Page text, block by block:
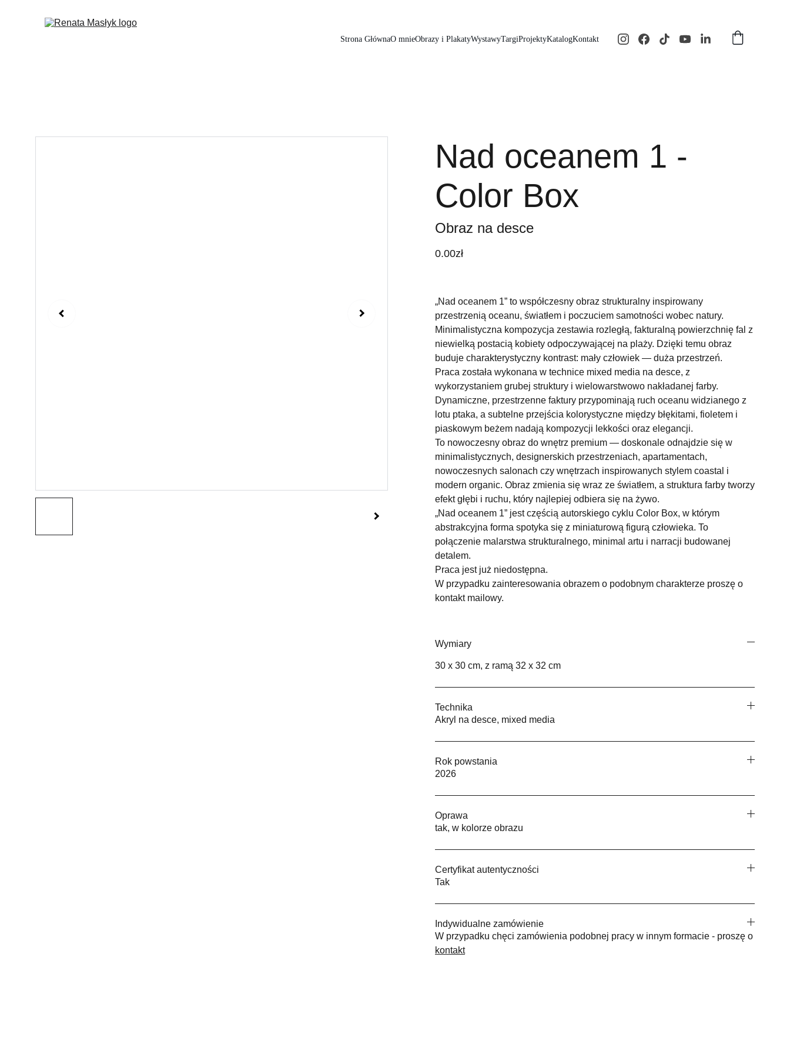
Strona GłównaO mnieObrazy i PlakatyWystawyTargiProjektyKatalogKontakt
Nad oceanem 1 -
Color Box
Obraz na desce
0.00zł
„Nad oceanem 1” to współczesny obraz strukturalny inspirowany
przestrzenią oceanu, światłem i poczuciem samotności wobec natury.
Minimalistyczna kompozycja zestawia rozległą, fakturalną powierzchnię fal z
niewielką postacią kobiety odpoczywającej na plaży. Dzięki temu obraz
buduje charakterystyczny kontrast: mały człowiek — duża przestrzeń.
Praca została wykonana w technice mixed media na desce, z
wykorzystaniem grubej struktury i wielowarstwowo nakładanej farby.
Dynamiczne, przestrzenne faktury przypominają ruch oceanu widzianego z
lotu ptaka, a subtelne przejścia kolorystyczne między błękitami, fioletem i
piaskowym beżem nadają kompozycji lekkości oraz elegancji.
To nowoczesny obraz do wnętrz premium — doskonale odnajdzie się w
minimalistycznych, designerskich przestrzeniach, apartamentach,
nowoczesnych salonach czy wnętrzach inspirowanych stylem coastal i
modern organic. Obraz zmienia się wraz ze światłem, a struktura farby tworzy
efekt głębi i ruchu, który najlepiej odbiera się na żywo.
„Nad oceanem 1” jest częścią autorskiego cyklu Color Box, w którym
abstrakcyjna forma spotyka się z miniaturową figurą człowieka. To
połączenie malarstwa strukturalnego, minimal artu i narracji budowanej
detalem.
Praca jest już niedostępna.
W przypadku zainteresowania obrazem o podobnym charakterze proszę o
kontakt mailowy.
Wymiary
30 x 30 cm, z ramą 32 x 32 cm
Technika
Akryl na desce, mixed media
Rok powstania
2026
Oprawa
tak, w kolorze obrazu
Certyfikat autentyczności
Tak
Indywidualne zamówienie
W przypadku chęci zamówienia podobnej pracy w innym formacie - proszę o
kontakt